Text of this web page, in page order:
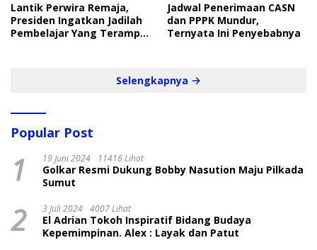
Lantik Perwira Remaja,
Presiden Ingatkan Jadilah
Pembelajar Yang Terampil
Jadwal Penerimaan CASN
dan PPPK Mundur,
Ternyata Ini Penyebabnya
Selengkapnya
Popular Post
1 19 Juni 2024 11416 Lihat
Golkar Resmi Dukung Bobby Nasution Maju Pilkada
Sumut
2 3 Juli 2024 4007 Lihat
El Adrian Tokoh Inspiratif Bidang Budaya
Kepemimpinan. Alex : Layak dan Patut